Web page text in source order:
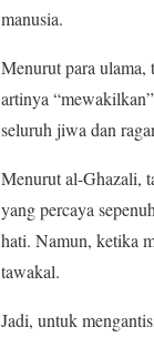
manusia.
Menurut para ulama,
artinya
seluruh jiwa dan
Menurut al-Ghazali,
yang percaya
hati. Namun, ketika
tawakal.
Jadi, untuk